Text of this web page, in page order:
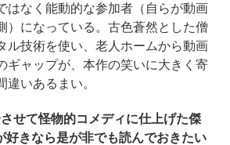
はなく能動的な参加者（自らが動画
）になっている。古色蒼然とした僧
ル技術を使い、老人ホームから動画
ャップが、本作の笑いに大きく寄
いあるまい。
せて怪物的コメディに仕上げた傑
きなら是が非でも読んでおきたい